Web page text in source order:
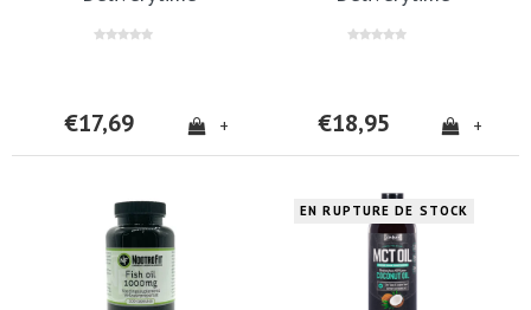
€17,69 + €18,95 +
EN RUPTURE DE STOCK